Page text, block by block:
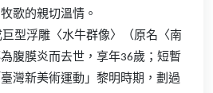
歌的親切溫情。
型浮雕〈水牛群像〉（原名〈南
腹膜炎而去世，享年36歲；短暫
灣新美術運動」黎明時期，劃過